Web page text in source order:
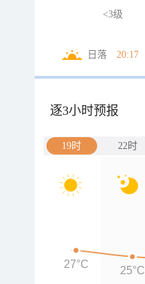
<3级
日落 20:17
逐3小时预报
19时 22时
27°C
25°C